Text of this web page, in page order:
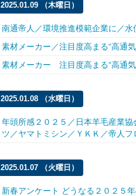
2025.01.09 （木曜日）
南通帝人／環境推進模範企業に／水
素材メーカー／注目度高まる“高通
素材メーカー 注目度高まる“高通気
2025.01.08 （水曜日）
年頭所感２０２５／日本羊毛産業
ツ／ヤマトミシン／ＹＫＫ／帝人
2025.01.07 （火曜日）
新春アンケート どうなる２０２５年